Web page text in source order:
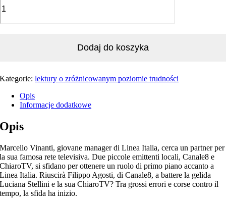
Dodaj do koszyka
Kategorie:lektury o zróżnicowanym poziomie trudności
Opis
Informacje dodatkowe
Opis
Marcello Vinanti, giovane manager di Linea Italia, cerca un partner per
la sua famosa rete televisiva. Due piccole emittenti locali, Canale8 e
ChiaroTV, si sfidano per ottenere un ruolo di primo piano accanto a
Linea Italia. Riuscirà Filippo Agosti, di Canale8, a battere la gelida
Luciana Stellini e la sua ChiaroTV? Tra grossi errori e corse contro il
tempo, la sfida ha inizio.